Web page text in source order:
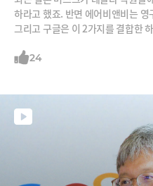
하라고 했죠. 반면 에어비앤비는
그리고 구글은 이 2가지를 결합한
는 걸까요? 과연 코로나 이후 최적
24